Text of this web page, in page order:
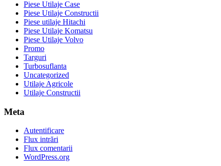
Piese Utilaje Case
Piese Utilaje Constructii
Piese utilaje Hitachi
Piese Utilaje Komatsu
Piese Utilaje Volvo
Promo
Targuri
Turbosuflanta
Uncategorized
Utilaje Agricole
Utilaje Constructii
Meta
Autentificare
Flux intrări
Flux comentarii
WordPress.org